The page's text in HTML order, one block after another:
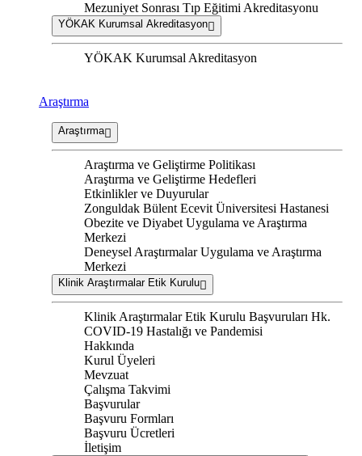
Mezuniyet Sonrası Tıp Eğitimi Akreditasyonu
YÖKAK Kurumsal Akreditasyon
YÖKAK Kurumsal Akreditasyon
Araştırma
Araştırma
Araştırma ve Geliştirme Politikası
Araştırma ve Geliştirme Hedefleri
Etkinlikler ve Duyurular
Zonguldak Bülent Ecevit Üniversitesi Hastanesi
Obezite ve Diyabet Uygulama ve Araştırma
Merkezi
Deneysel Araştırmalar Uygulama ve Araştırma
Merkezi
Klinik Araştırmalar Etik Kurulu
Klinik Araştırmalar Etik Kurulu Başvuruları Hk.
COVID-19 Hastalığı ve Pandemisi
Hakkında
Kurul Üyeleri
Mevzuat
Çalışma Takvimi
Başvurular
Başvuru Formları
Başvuru Ücretleri
İletişim